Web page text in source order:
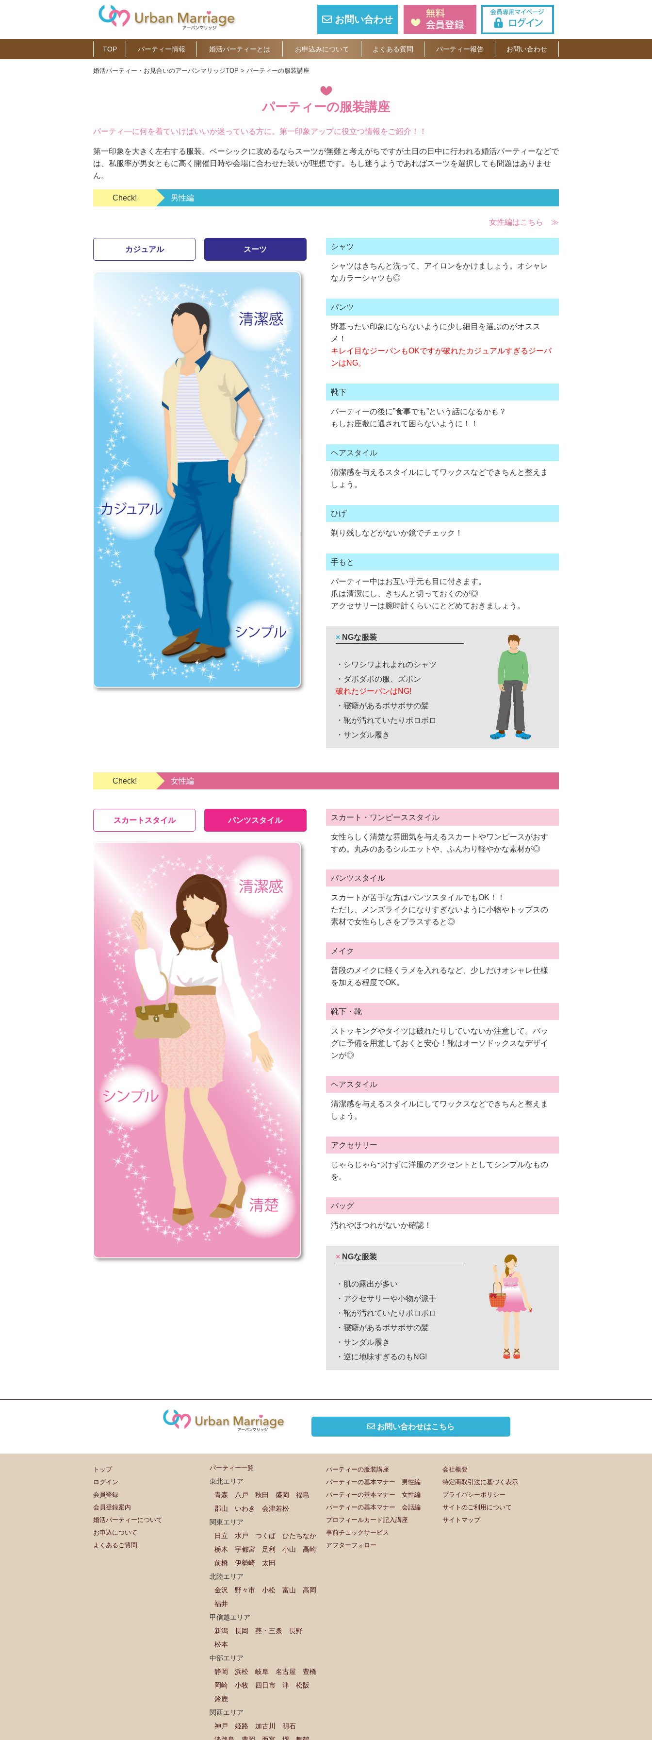
お問い合わせ
TOP パーティー情報 婚活パーティーとは お申込みについて よくある質問 パーティー報告 お問い合わせ
婚活パーティー・お見合いのアーバンマリッジTOP パーティーの服装講座
パーティーの服装講座
パーティ―に何を着ていけばいいか迷っている方に。第一印象アップに役立つ情報をご紹介！！
第一印象を大きく左右する服装。ベーシックに攻めるならスーツが無難と考えがちですが土日の日中に行われる婚活パーティーなどで
は、私服率が男女ともに高く開催日時や会場に合わせた装いが理想です。もし迷うようであればスーツを選択しても問題はありませ
ん。
Check! 男性編
女性編はこちら ≫
カジュアル スーツ シャツ
シャツはきちんと洗って、アイロンをかけましょう。オシャレ
なカラーシャツも◎
パンツ
野暮ったい印象にならないように少し細目を選ぶのがオスス
メ！
キレイ目なジーパンもOKですが破れたカジュアルすぎるジーパ
ンはNG。
靴下
パーティーの後に”食事でも”という話になるかも？
もしお座敷に通されて困らないように！！
ヘアスタイル
清潔感を与えるスタイルにしてワックスなどできちんと整えま
しょう。
ひげ
剃り残しなどがないか鏡でチェック！
手もと
パーティー中はお互い手元も目に付きます。
爪は清潔にし、きちんと切っておくのが◎
アクセサリーは腕時計くらいにとどめておきましょう。
× NGな服装
・シワシワよれよれのシャツ
・ダボダボの服、ズボン
破れたジーパンはNG!
・寝癖があるボサボサの髪
・靴が汚れていたりボロボロ
・サンダル履き
Check! 女性編
スカートスタイル パンツスタイル スカート・ワンピーススタイル
女性らしく清楚な雰囲気を与えるスカートやワンピースがおす
すめ。丸みのあるシルエットや、ふんわり軽やかな素材が◎
パンツスタイル
スカートが苦手な方はパンツスタイルでもOK！！
ただし、メンズライクになりすぎないように小物やトップスの
素材で女性らしさをプラスすると◎
メイク
普段のメイクに軽くラメを入れるなど、少しだけオシャレ仕様
を加える程度でOK。
靴下・靴
ストッキングやタイツは破れたりしていないか注意して。バッ
グに予備を用意しておくと安心！靴はオーソドックスなデザイ
ンが◎
ヘアスタイル
清潔感を与えるスタイルにしてワックスなどできちんと整えま
しょう。
アクセサリー
じゃらじゃらつけずに洋服のアクセントとしてシンプルなもの
を。
バッグ
汚れやほつれがないか確認！
× NGな服装
・肌の露出が多い
・アクセサリーや小物が派手
・靴が汚れていたりボロボロ
・寝癖があるボサボサの髪
・サンダル履き
・逆に地味すぎるのもNG!
お問い合わせはこちら
トップ
ログイン
会員登録
会員登録案内
婚活パーティーについて
お申込について
よくあるご質問
パーティー一覧
東北エリア
青森
八戸 秋田 盛岡
福島
郡山
いわき
会津若松
関東エリア
日立
水戸 つくば
ひたちなか
栃木
宇都宮 足利 小山
高崎
前橋
伊勢崎
太田
北陸エリア
金沢
野々市 小松 富山
高岡
福井
甲信越エリア
新潟
長岡 燕・三条
長野
松本
中部エリア
静岡
浜松 岐阜 名古屋
豊橋
岡崎
小牧 四日市 津
松阪
鈴鹿
関西エリア
神戸
姫路 加古川
明石
パーティーの服装講座
パーティーの基本マナー 男性編
パーティーの基本マナー 女性編
パーティーの基本マナー 会話編
プロフィールカード記入講座
事前チェックサービス
アフターフォロー
会社概要
特定商取引法に基づく表示
プライバシーポリシー
サイトのご利用について
サイトマップ